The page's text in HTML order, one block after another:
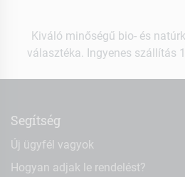
Kiváló minőségű bio- és
választéka. Ingyenes szállítás
Segítség
Új ügyfél vagyok
Hogyan adjak le rendelést?